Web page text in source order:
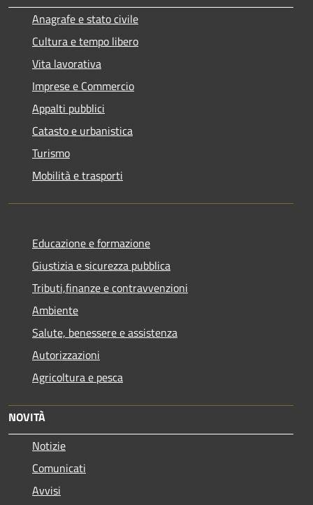
Anagrafe e stato civile
Cultura e tempo libero
Vita lavorativa
Imprese e Commercio
Appalti pubblici
Catasto e urbanistica
Turismo
Mobilità e trasporti
Educazione e formazione
Giustizia e sicurezza pubblica
Tributi,finanze e contravvenzioni
Ambiente
Salute, benessere e assistenza
Autorizzazioni
Agricoltura e pesca
NOVITÀ
Notizie
Comunicati
Avvisi